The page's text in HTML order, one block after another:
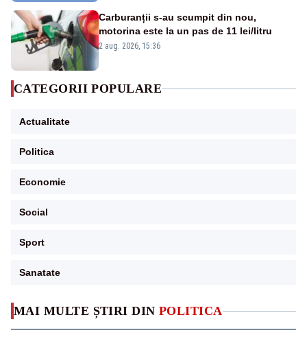
MAI MULTE ȘTIRI DIN POLITICA
Carburanții s-au scumpit din nou,
motorina este la un pas de 11 lei/litru
2 aug. 2026, 15:36
CATEGORII POPULARE
Actualitate
Politica
Economie
Social
Sport
Sanatate